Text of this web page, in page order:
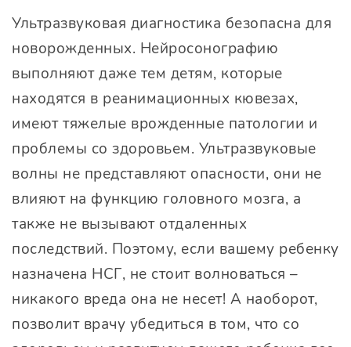
Ультразвуковая диагностика безопасна для
новорожденных. Нейросонографию
выполняют даже тем детям, которые
находятся в реанимационных кювезах,
имеют тяжелые врожденные патологии и
проблемы со здоровьем. Ультразвуковые
волны не представляют опасности, они не
влияют на функцию головного мозга, а
также не вызывают отдаленных
последствий. Поэтому, если вашему ребенку
назначена НСГ, не стоит волноваться –
никакого вреда она не несет! А наоборот,
позволит врачу убедиться в том, что со